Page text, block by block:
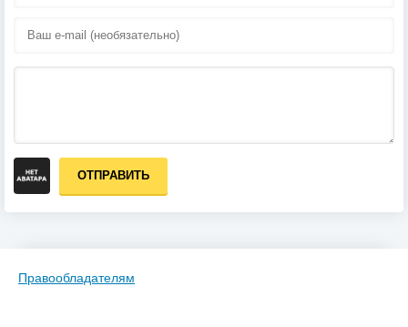
ОТПРАВИТЬ
Правообладателям